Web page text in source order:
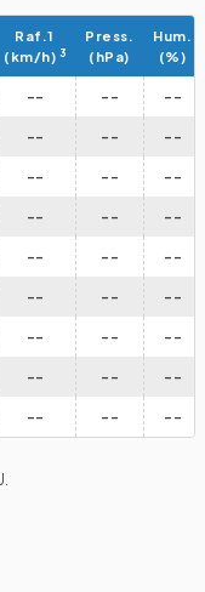
Raf.1
(km/h) 3
Press.
(hPa)
Hum.
(%)
-- --
--
-- --
--
-- --
--
-- --
--
-- --
--
-- --
--
-- --
--
-- --
--
-- -- --